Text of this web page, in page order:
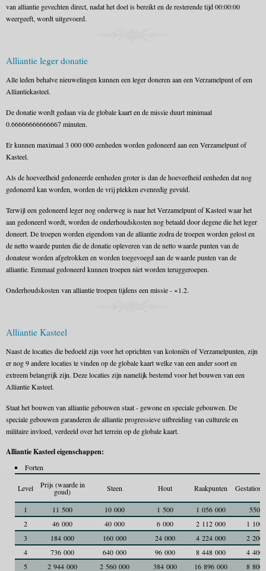
van alliantie gevechten direct, nadat het doel is bereikt en de resterende tijd 00:00:00
weergeeft, wordt uitgevoerd.
Alliantie leger donatie
Alle leden behalve nieuwelingen kunnen een leger doneren aan een Verzamelpunt of een
Alliantiekasteel.
De donatie wordt gedaan via de globale kaart en de missie duurt minimaal
0.66666666666667 minuten.
Er kunnen maximaal 3 000 000 eenheden worden gedoneerd aan een Verzamelpunt of
Kasteel.
Als de hoeveelheid gedoneerde eenheden groter is dan de hoeveelheid eenheden dat nog
gedoneerd kan worden, worden de vrij plekken evenredig gevuld.
Terwijl een gedoneerd leger nog onderweg is naar het Verzamelpunt of Kasteel waar het
aan gedoneerd wordt, worden de onderhoudskosten nog betaald door degene die het leger
doneert. De troepen worden eigendom van de alliantie zodra de troepen worden gelost en
de netto waarde punten die de donatie opleveren van de netto waarde punten van de
donateur worden afgetrokken en worden toegevoegd aan de waarde punten van de
alliantie. Eenmaal gedoneerd kunnen troepen niet worden teruggeroepen.
Onderhoudskosten van alliantie troepen tijdens een missie - ×1.2.
Alliantie Kasteel
Naast de locaties die bedoeld zijn voor het oprichten van koloniën of Verzamelpunten, zijn
er nog 9 andere locaties te vinden op de globale kaart welke van een ander soort en
extreem belangrijk zijn. Deze locaties zijn namelijk bestemd voor het bouwen van een
Alliantie Kasteel.
Staat het bouwen van alliantie gebouwen staat - gewone en speciale gebouwen. De
speciale gebouwen garanderen de alliantie progressieve uitbreiding van culturele en
militaire invloed, verdeeld over het terrein op de globale kaart.
Alliantie Kasteel eigenschappen:
Forten
Level Prijs (waarde in
goud) Steen Hout Raakpunten
1 11 500 10 000 1 500 1 056 000
550
2
46 000 40 000 6 000 2 112 000
1 100
3
184 000 160 000 24 000 4 224 000
2 200
4
736 000 640 000 96 000 8 448 000
4 400
5
2 944 000 2 560 000 384 000 16 896 000 8 800